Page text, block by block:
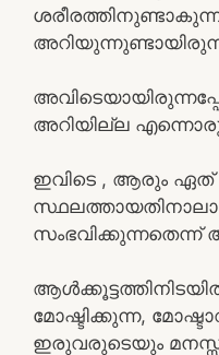
അറിയില്ല
ഇവിടെ , ആരും ഏത്
സംഭവിക്കുന്നതെന്ന്
മോഷ്ടിക്കുന്ന,
ഇരുവരുടെയും